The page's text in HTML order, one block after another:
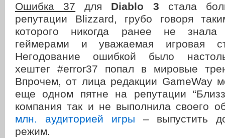
Ошибка 37 для Diablo 3 стала
репутации Blizzard, грубо говоря
которого никогда ранее не
геймерами и уважаемая игровая
Негодование ошибкой было
хештег #error37 попал в мировые
Впрочем, от лица редакции GameWay
еще одном пятне на репутации
компания так и не выполнила своего
млн. аудиторией игры – выпустить
режим.